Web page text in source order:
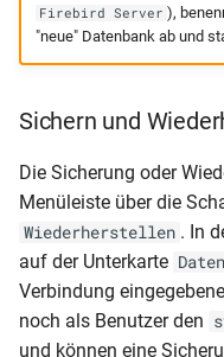
Firebird Server ),
"neue" Datenbank ab und
Sichern und
Die Sicherung oder
Menüleiste über die
Wiederherstellen . In
auf der Unterkarte
Verbindung
noch als Benutzer den
und können eine